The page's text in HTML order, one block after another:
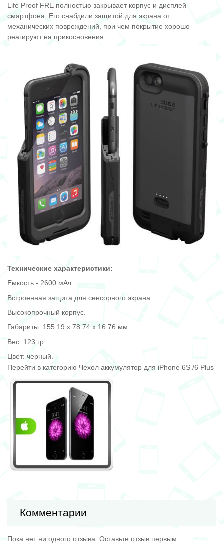
Life Proof FRĒ полностью закрывает корпус и дисплей
смартфона. Его снабдили защитой для экрана от
механических повреждений, при чем покрытие хорошо
реагируют на прикосновения.
Технические характеристики:
Емкость - 2600 мАч.
Встроенная защита для сенсорного экрана.
Высокопрочный корпус.
Габариты: 155.19 x 78.74 x 16.76 мм.
Вес: 123 гр.
Цвет: черный.
Перейти в категорию Чехол аккумулятор для iPhone 6S /6 Plus
Комментарии
Пока нет ни одного отзыва. Оставьте отзыв первым